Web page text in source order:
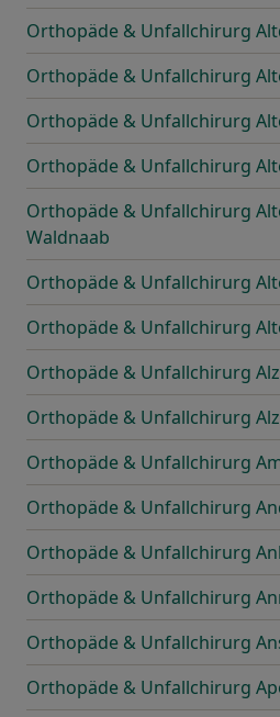
Orthopäde & Unfallchirurg
Orthopäde & Unfallchirurg
Orthopäde & Unfallchirurg
Orthopäde & Unfallchirurg
Orthopäde & Unfallchirurg
Waldnaab
Orthopäde & Unfallchirurg
Orthopäde & Unfallchirurg
Orthopäde & Unfallchirurg
Orthopäde & Unfallchirurg
Orthopäde & Unfallchirurg
Orthopäde & Unfallchirurg
Orthopäde & Unfallchirurg
Orthopäde & Unfallchirurg
Orthopäde & Unfallchirurg
Orthopäde & Unfallchirurg